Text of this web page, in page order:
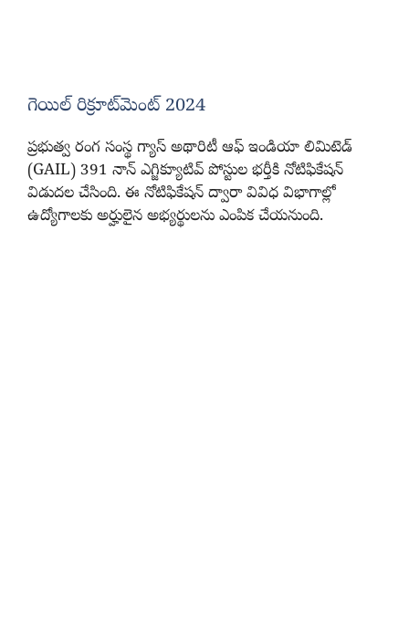
గెయిల్‌ రిక్రూట్‌మెంట్ 2024
ప్రభుత్వ రంగ సంస్థ గ్యాస్ అథారిటీ ఆఫ్ ఇండియా లిమిటెడ్
(GAIL) 391 నాన్‌ ఎగ్జిక్యూటివ్‌ పోస్టుల భర్తీకి నోటిఫికేషన్
విడుదల చేసింది. ఈ నోటిఫికేషన్ ద్వారా వివిధ విభాగాల్లో
ఉద్యోగాలకు అర్హులైన అభ్యర్థులను ఎంపిక చేయనుంది.